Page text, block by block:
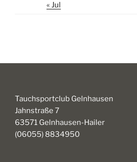
« Jul
Tauchsportclub Gelnhausen
Jahnstraße 7
63571 Gelnhausen-Hailer
(06055) 8834950